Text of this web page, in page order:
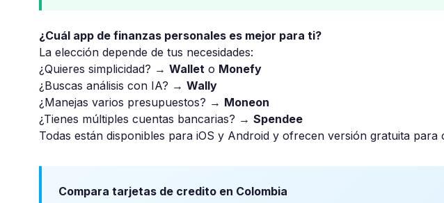
¿Cuál app de finanzas personales es mejor para ti?
La elección depende de tus necesidades:
¿Quieres simplicidad? → Wallet o Monefy
¿Buscas análisis con IA? → Wally
¿Manejas varios presupuestos? → Moneon
¿Tienes múltiples cuentas bancarias? → Spendee
Todas están disponibles para iOS y Android y ofrecen versión gratuita para
Compara tarjetas de credito en Colombia